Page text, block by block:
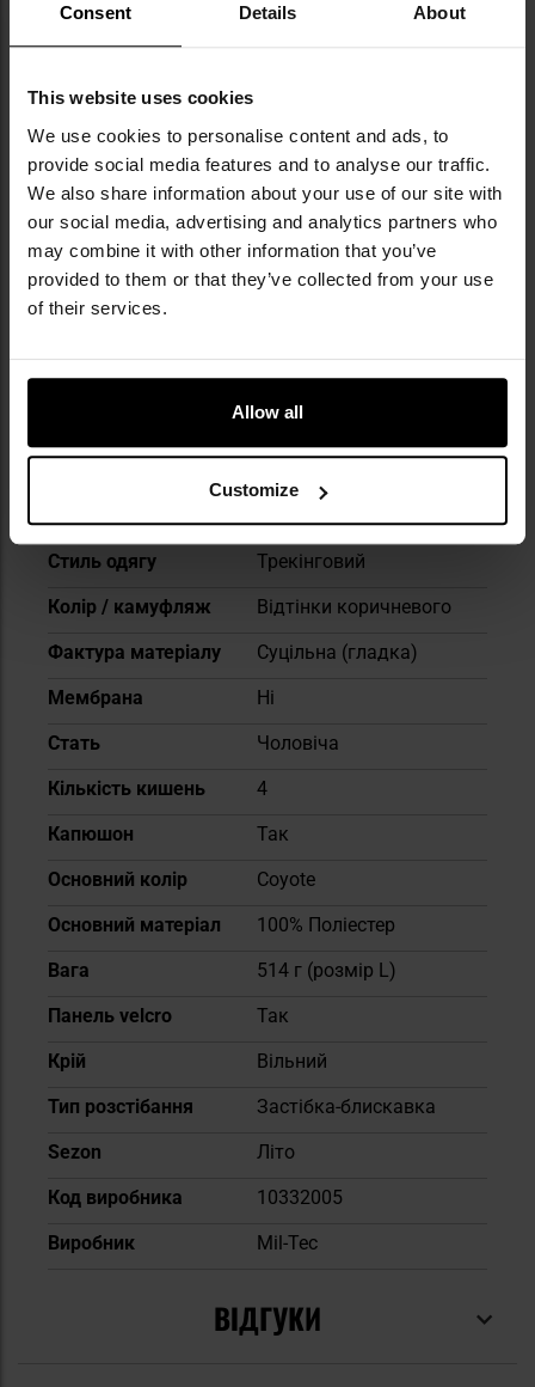
Consent Details About
This website uses cookies
We use cookies to personalise content and ads, to
provide social media features and to analyse our traffic.
We also share information about your use of our site with
our social media, advertising and analytics partners who
may combine it with other information that you’ve
provided to them or that they’ve collected from your use
of their services.
Allow all
Customize
водночас розвиваючи власні сучасні
рішення — як-от лінійку цивільних
здобула репутацію виробника якісного
спорядження за привабливою ціною. Бренд
дбає про етичні стандарти в країнах
виробництва, активно підтримуючи
ініціативу "Social Fair". Цікавим доповненням
асортименту є репліки історичних мундирів і
військового спорядження, які користуються
визнанням серед колекціонерів і
реконструкторів.
ТЕХНІЧНІ ДАНІ
Стиль одягу
Трекінговий
Колір / камуфляж
Відтінки коричневого
Фактура матеріалу
Суцільна (гладка)
Мембрана
Ні
Cтать
Чоловіча
Кількість кишень
4
Капюшон
Так
Основний колір
Coyote
Основний матеріал
100% Поліестер
Вага
514 г (розмір L)
Панель velcro
Так
Крій
Вільний
Тип розстібання
Застібка-блискавка
Sezon
Літо
Код виробника
10332005
Виробник
Mil-Tec
ВІДГУКИ